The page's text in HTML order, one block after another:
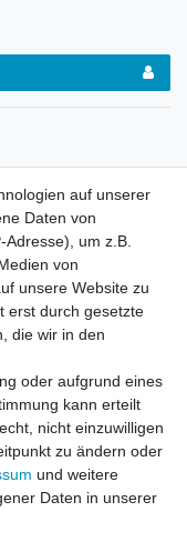
auf unserer
Daten von
um z.B.
von
unsere Website zu
erst durch gesetzte
die wir in den
oder aufgrund eines
kann erteilt
nicht einzuwilligen
zu ändern oder
und weitere
Daten in unserer